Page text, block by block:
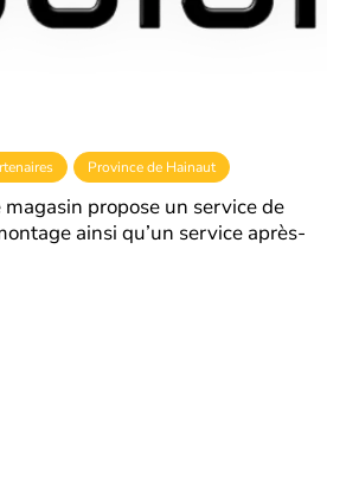
Province de Hainaut
propose un service de
ainsi qu’un service après-